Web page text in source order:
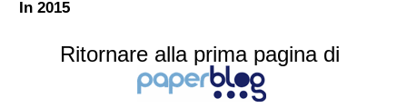
In 2015
Ritornare alla prima pagina di